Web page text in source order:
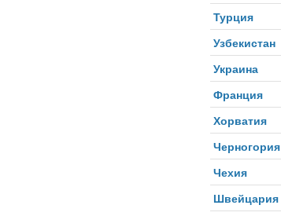
Турция
Узбекистан
Украина
Франция
Хорватия
Черногория
Чехия
Швейцария